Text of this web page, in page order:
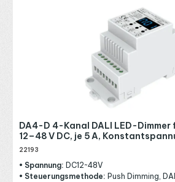
DA4-D 4-Kanal DALI LED-Dimmer
12–48 V DC, je 5 A,
22193
• Spannung: DC12~48V
• Steuerungsmethode: Push Dimming,